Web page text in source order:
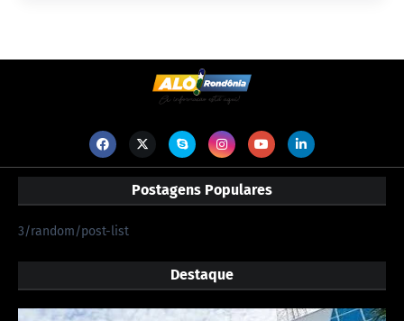
Postagens Populares
3/random/post-list
Destaque